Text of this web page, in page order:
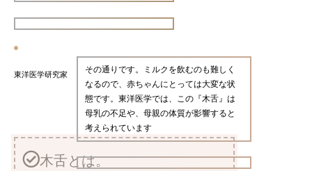
東洋医学研究家
その通りです。ミルクを飲むのも難しく
なるので、赤ちゃんにとっては大変な状
態です。東洋医学では、この『木舌』は
母乳の不足や、母親の体質が影響すると
考えられています
木舌とは。